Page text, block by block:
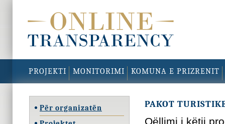
PROJEKTI MONITORIMI KOMUNA E PRIZRENIT
Për organizatën
PAKOT
Qëllimi i këtij